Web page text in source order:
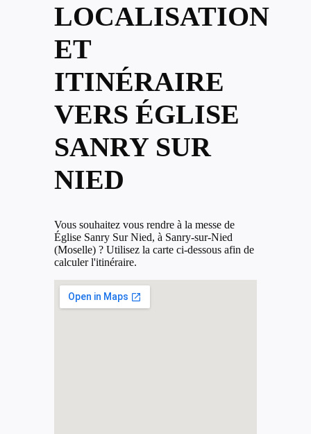
LOCALISATION
ET
ITINÉRAIRE
VERS ÉGLISE
SANRY SUR
NIED
Vous souhaitez vous rendre à la messe de
Église Sanry Sur Nied, à Sanry-sur-Nied
(Moselle) ? Utilisez la carte ci-dessous afin de
calculer l'itinéraire.